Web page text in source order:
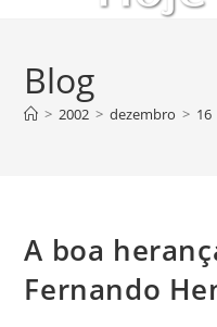
Blog
> 2002 > dezembro > 16
A boa
Fernando